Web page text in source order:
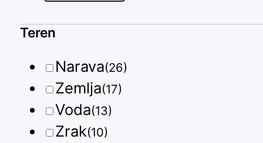
Teren
Narava(26)
Zemlja(17)
Voda(13)
Zrak(10)